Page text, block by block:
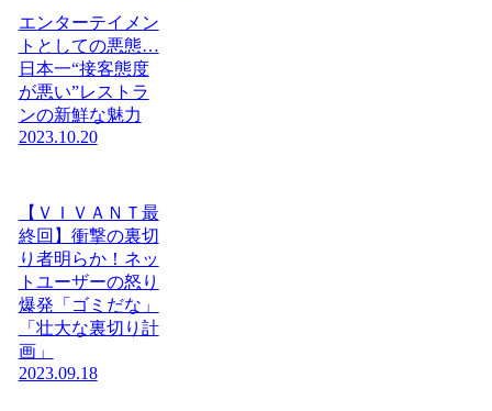
エンターテイメン
トとしての悪態…
日本一“接客態度
が悪い”レストラ
ンの新鮮な魅力
2023.10.20
【ＶＩＶＡＮＴ最
終回】衝撃の裏切
り者明らか！ネッ
トユーザーの怒り
爆発「ゴミだな」
「壮大な裏切り計
画」
2023.09.18